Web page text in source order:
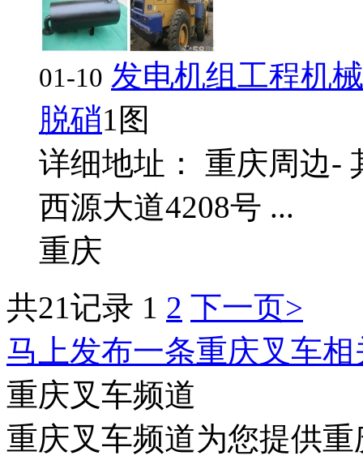
01-10 发电机组工程机
脱硝1图
详细地址： 重庆周边-
西源大道4208号 ...
重庆
共21记录 1 2 下一页>
马上发布一条重庆叉车相
重庆叉车频道
重庆叉车频道为您提供